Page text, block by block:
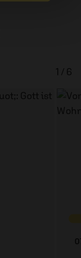
1 / 6